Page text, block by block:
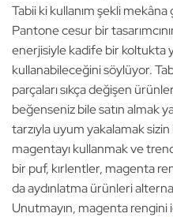
Tabii ki kullanım şekli
Pantone cesur bir
enerjisiyle kadife bir koltukta
kullanabileceğini söylüyor.
parçaları sıkça değişen
beğenseniz bile satın almak
tarzıyla uyum yakalamak
magentayı kullanmak ve
bir puf, kırlentler, magenta
da aydınlatma ürünleri
Unutmayın, magenta